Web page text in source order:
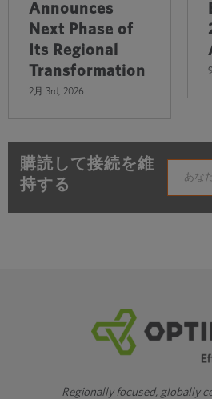
Announces
Next Phase of
Its Regional
Transformation
2月 3rd, 2026
購読して接続を維
持する
Regionally focused, globally